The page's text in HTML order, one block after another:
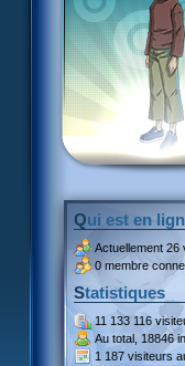
Qui est en
Actuellement 26
0 membre
Statistiques
11 133 116
Au total, 18846
1 187 visiteurs